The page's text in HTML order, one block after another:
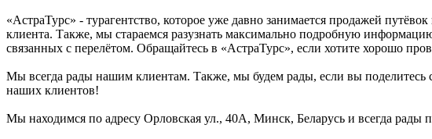
«АстраТурс» - турагентство, которое уже давно занимается продажей
клиента. Также, мы стараемся разузнать максимально подробную
связанных с перелётом. Обращайтесь в «АстраТурс», если хотите хорошо
Мы всегда рады нашим клиентам. Также, мы будем рады, если вы поделитесь
наших клиентов!
Мы находимся по адресу Орловская ул., 40А, Минск, Беларусь и всегда рады